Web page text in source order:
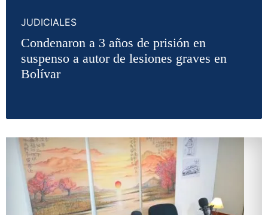
JUDICIALES
Condenaron a 3 años de prisión en
suspenso a autor de lesiones graves en
Bolívar